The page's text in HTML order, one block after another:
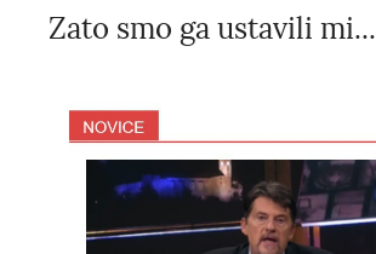
Zato smo ga ustavili mi...